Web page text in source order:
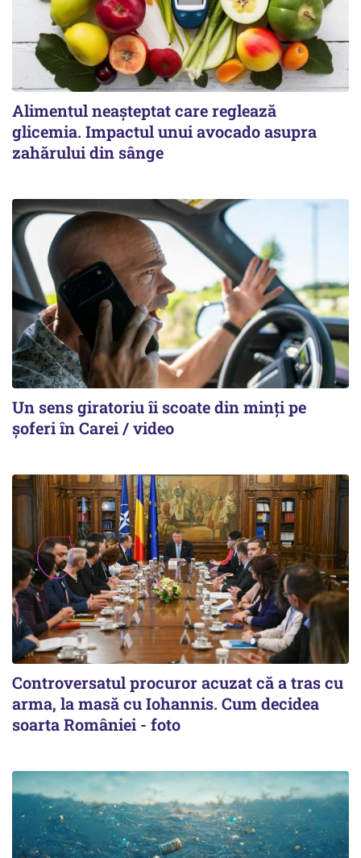
Alimentul neașteptat care reglează
glicemia. Impactul unui avocado asupra
zahărului din sânge
Un sens giratoriu îi scoate din minți pe
șoferi în Carei / video
Controversatul procuror acuzat că a tras cu
arma, la masă cu Iohannis. Cum decidea
soarta României - foto